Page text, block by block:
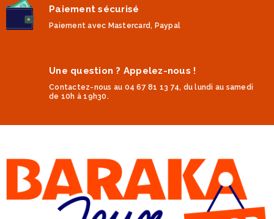
Paiement sécurisé
Paiement avec Mastercard, Paypal
Une question ? Appelez-nous !
Contactez-nous au 04 67 81 13 74, du lundi au samedi
de 10h à 19h30.